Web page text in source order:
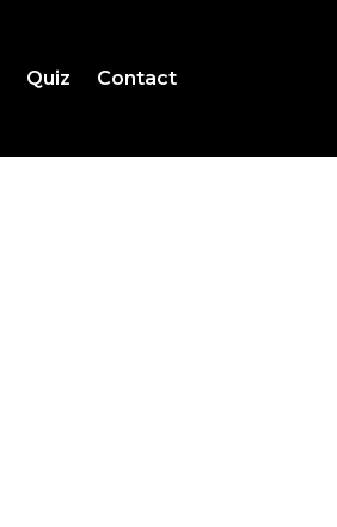
Quiz Contact